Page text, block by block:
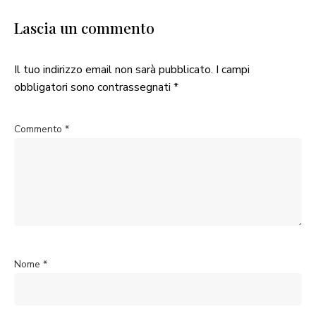
Lascia un commento
Il tuo indirizzo email non sarà pubblicato. I campi
obbligatori sono contrassegnati *
Commento *
Nome *